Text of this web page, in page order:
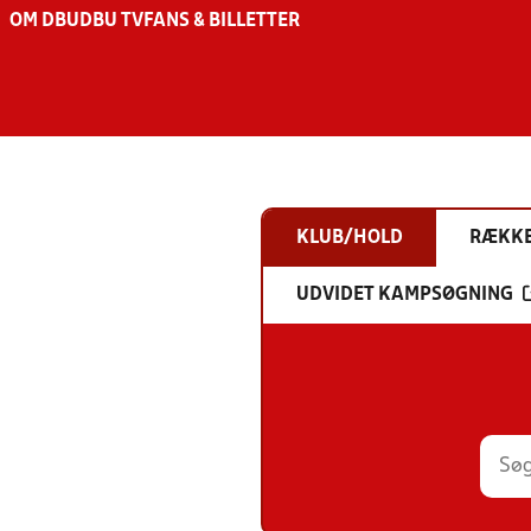
OM DBU DBU TV FANS & BILLETTER
KLUB/HOLD
UDVIDET KAMPSØGNING